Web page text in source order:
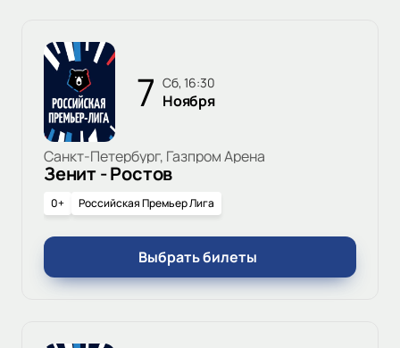
7 сб, 16:30
Ноября
Санкт-Петербург, Газпром Арена
Зенит - Ростов
0+ Российская Премьер Лига
Выбрать билеты